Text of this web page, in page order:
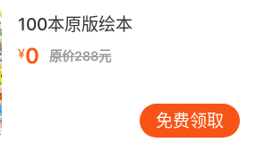
语老师不仅是语言专家，也应
引导者，善于用孩子能理解的
能在不打击自信的前提下温和
老师发音标准，但上课只是照
否走神关注不足。真正的好老
应，灵活调整教学节奏和内
100本原版绘本
¥0 原价288元
免费领取